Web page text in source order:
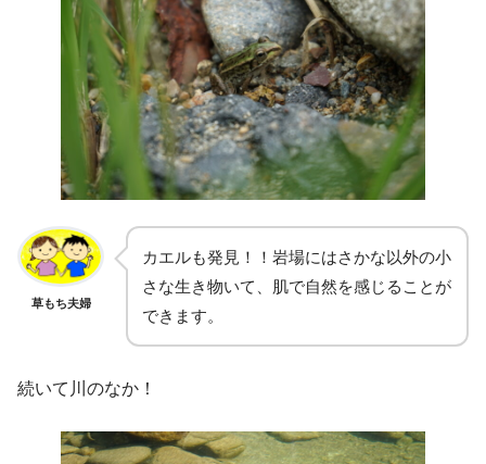
草もち夫婦
カエルも発見！！岩場にはさかな以外の小
さな生き物いて、肌で自然を感じることが
できます。
続いて川のなか！